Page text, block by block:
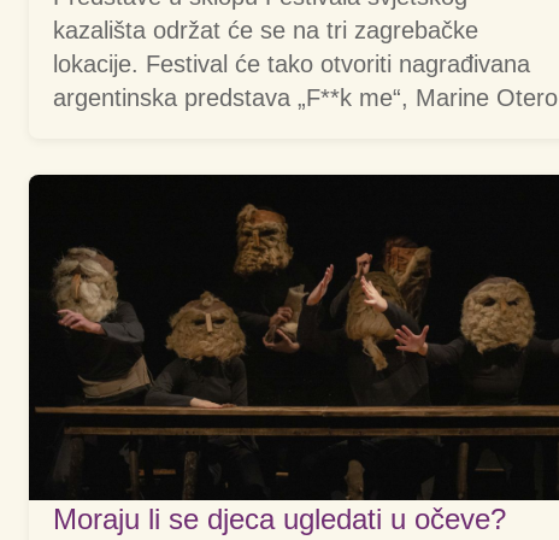
kazališta održat će se na tri zagrebačke
lokacije. Festival će tako otvoriti nagrađivana
argentinska predstava „F**k me“, Marine Otero
Moraju li se djeca ugledati u očeve?